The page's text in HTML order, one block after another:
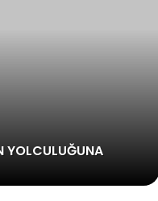
YOLCULUĞUNA